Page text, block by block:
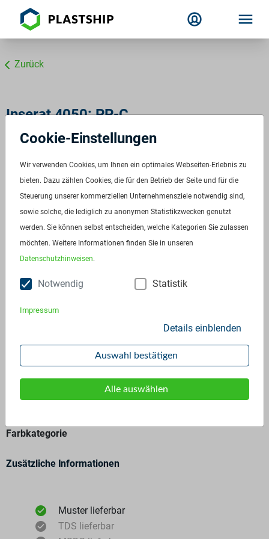
Zurück
Inserat 4050: PP-C
Verfügbar ab: Sofort
Frequenz:Auf Anfrage
Menge:Auf Anfrage
Standardverpackung/Bereitstellungsart:Big Bags
Preis:Auf Anfrage
Materialtyp
Regranulat
Farbkategorie
Zusätzliche Informationen
Muster lieferbar
TDS lieferbar
Cookie-Einstellungen
Wir verwenden Cookies, um Ihnen ein optimales Webseiten-Erlebnis zu
bieten. Dazu zählen Cookies, die für den Betrieb der Seite und für die
Steuerung unserer kommerziellen Unternehmensziele notwendig sind,
sowie solche, die lediglich zu anonymen Statistikzwecken genutzt
werden. Sie können selbst entscheiden, welche Kategorien Sie zulassen
möchten. Weitere Informationen finden Sie in unseren
Datenschutzhinweisen.
Notwendig Statistik
Impressum
Details einblenden
Auswahl bestätigen
Alle auswählen